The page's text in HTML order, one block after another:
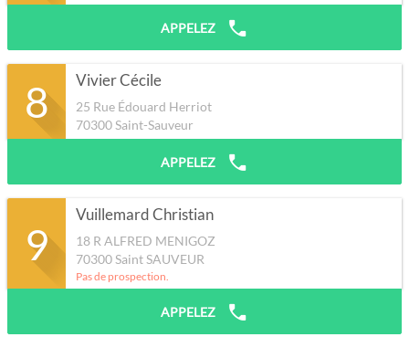
APPELEZ
8 Vivier Cécile
25 Rue Édouard Herriot
70300Saint-Sauveur
APPELEZ
9
Vuillemard Christian
18 R ALFRED MENIGOZ
70300Saint SAUVEUR
Pas de prospection.
APPELEZ